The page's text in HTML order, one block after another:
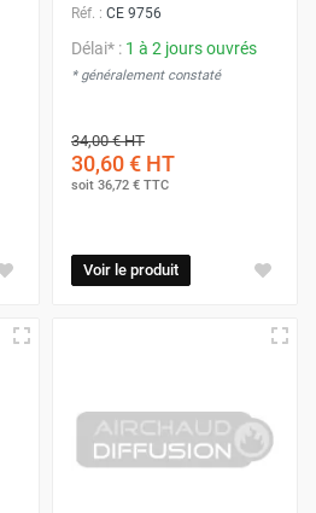
Réf. : CE 9756
Délai* : 1 à 2 jours ouvrés
* généralement constaté
34,00 €HT
30,60 € HT
soit 36,72 € TTC
Voir le produit